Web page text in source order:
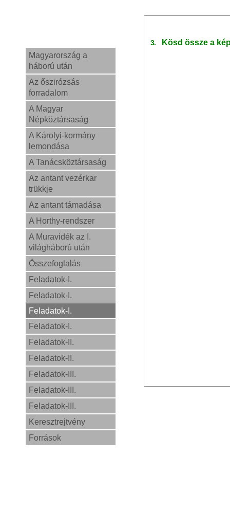
Magyarország a
háború után
Az őszirózsás
forradalom
A Magyar
Népköztársaság
A Károlyi-kormány
lemondása
A Tanácsköztársaság
Az antant vezérkar
trükkje
Az antant támadása
A Horthy-rendszer
A Muravidék az I.
világháború után
Összefoglalás
Feladatok-I.
Feladatok-I.
Feladatok-I.
Feladatok-I.
Feladatok-II.
Feladatok-II.
Feladatok-III.
Feladatok-III.
Feladatok-III.
Keresztrejtvény
Források
3. Kösd össze a